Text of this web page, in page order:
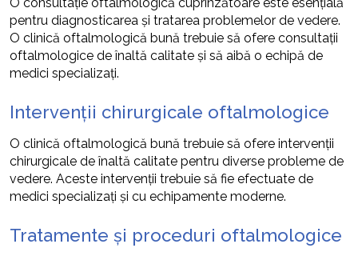
pentru diagnosticarea și tratarea problemelor de vedere.
O clinică oftalmologică bună trebuie să ofere consultații
oftalmologice de înaltă calitate și să aibă o echipă de
medici specializați.
Intervenții chirurgicale oftalmologice
O clinică oftalmologică bună trebuie să ofere intervenții
chirurgicale de înaltă calitate pentru diverse probleme de
vedere. Aceste intervenții trebuie să fie efectuate de
medici specializați și cu echipamente moderne.
Tratamente și proceduri oftalmologice